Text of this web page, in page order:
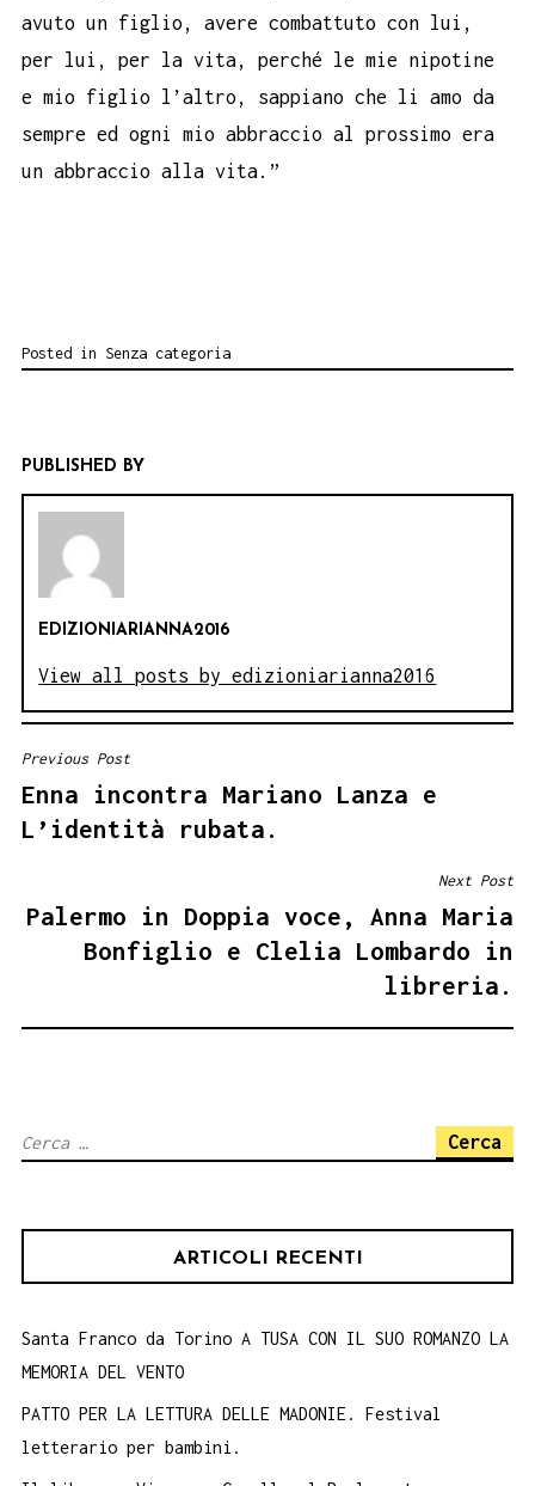
avuto un figlio, avere combattuto con lui,
per lui, per la vita, perché le mie nipotine
e mio figlio l’altro, sappiano che li amo da
sempre ed ogni mio abbraccio al prossimo era
un abbraccio alla vita.”
Posted in Senza categoria
PUBLISHED BY
EDIZIONIARIANNA2016
View all posts by edizioniarianna2016
NAVIGAZIONE
ARTICOLI
Previous Post
Enna incontra Mariano Lanza e
L’identità rubata.
Next Post
Palermo in Doppia voce, Anna Maria
Bonfiglio e Clelia Lombardo in
libreria.
Ricerca
ARTICOLI RECENTI
Santa Franco da Torino A TUSA CON IL SUO ROMANZO LA
MEMORIA DEL VENTO
PATTO PER LA LETTURA DELLE MADONIE. Festival
letterario per bambini.